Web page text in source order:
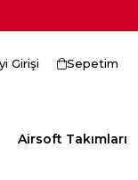
Airsoft Takımları
Sepetim
Girişi